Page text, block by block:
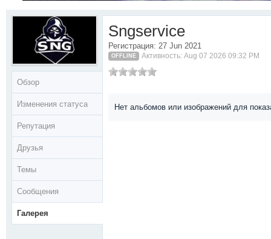
Обзор
Изменения статуса
Репутация
Друзья
Темы
Сообщения
Галерея
Sngservice
Регистрация: 27 Jun 2021
OFFLINE Активность: Aug 07 2026 09:32 PM
Нет альбомов или изображений для